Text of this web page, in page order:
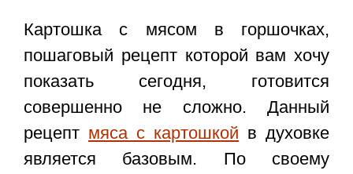
Картошка с мясом в горшочках,
пошаговый рецепткоторой вам хочу
показать сегодня, готовится
совершенно не сложно. Данный
рецепт мяса с картошкой в духовке
является базовым. По своему